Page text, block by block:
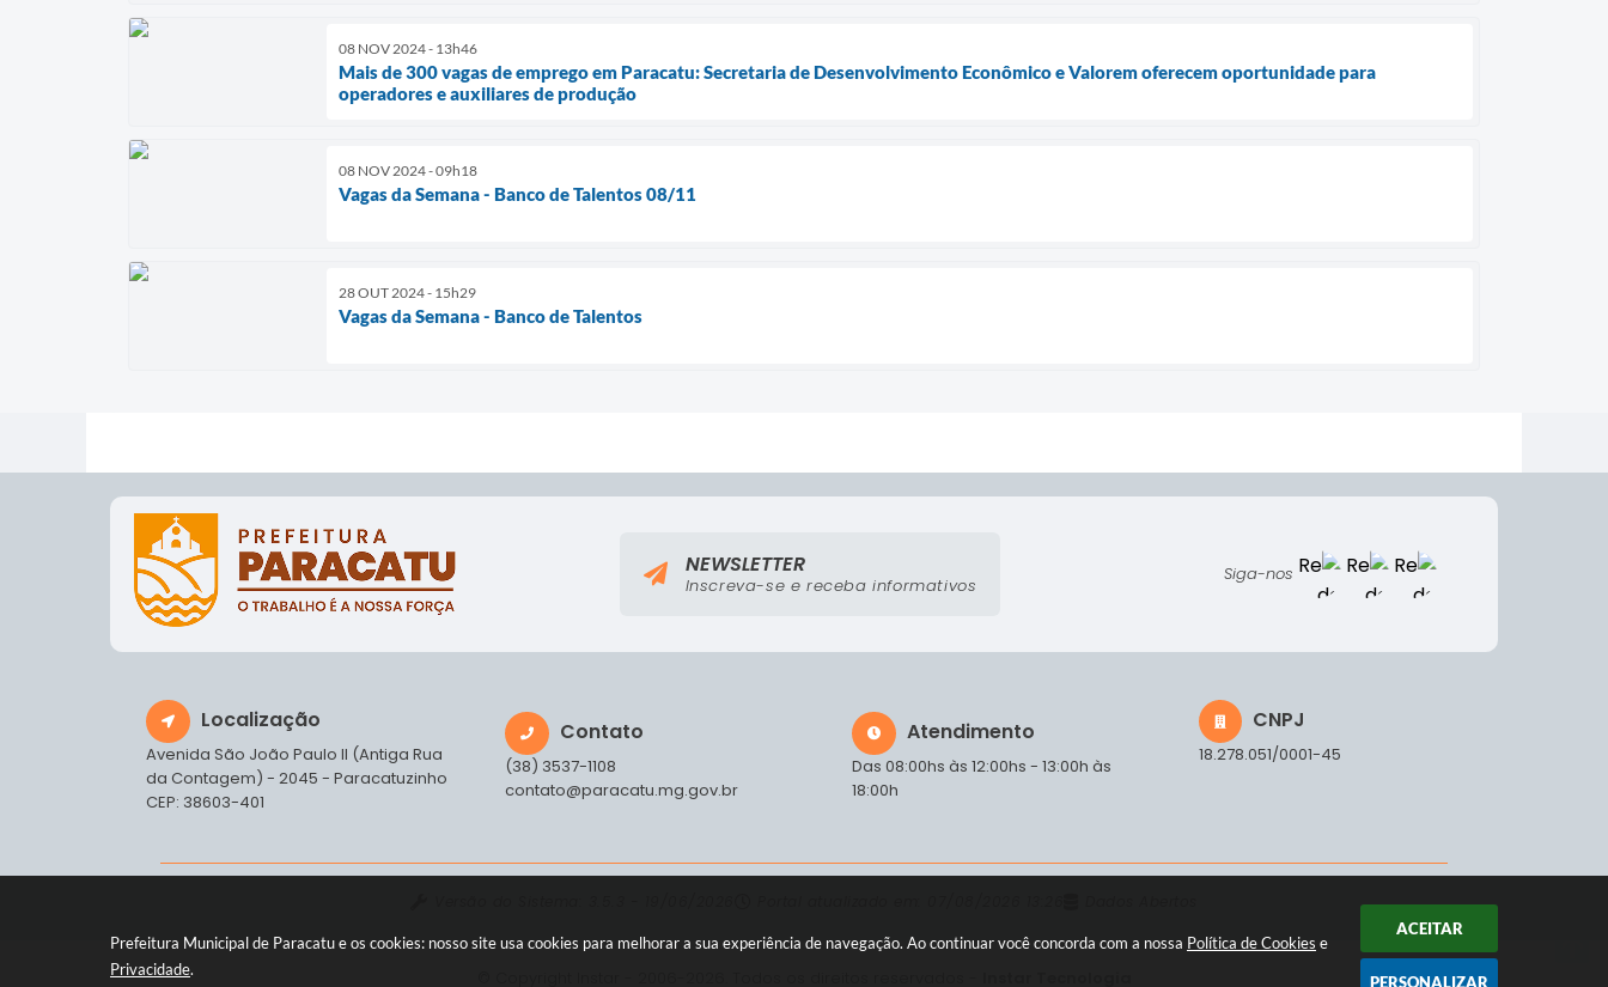
Prefeitura Municipal de Paracatu e os cookies: nosso site usa cookies para melhorar a sua experiência de navegação. Ao continuar você concorda com a nossa Política de Cookies e
Privacidade.
ACEITAR
PERSONALIZAR
08 NOV 2024 - 13h46
Mais de 300 vagas de emprego em Paracatu: Secretaria de Desenvolvimento Econômico e Valorem oferecem oportunidade para
operadores e auxiliares de produção
08 NOV 2024 - 09h18
Vagas da Semana - Banco de Talentos 08/11
28 OUT 2024 - 15h29
Vagas da Semana - Banco de Talentos
Siga-nos
Localização
Avenida São João Paulo II (Antiga Rua
da Contagem) - 2045 - Paracatuzinho
CEP: 38603-401
Contato
(38) 3537-1108
contato@paracatu.mg.gov.br
Atendimento
Das 08:00hs às 12:00hs - 13:00h às
18:00h
CNPJ
18.278.051/0001-45
NEWSLETTER
Inscreva-se e receba informativos